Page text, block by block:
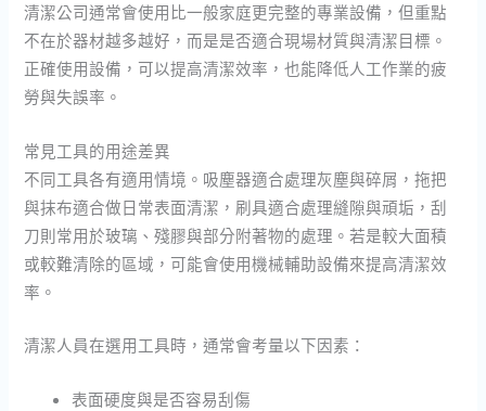
清潔公司通常會使用比一般家庭更完整的專業設備，但重點
不在於器材越多越好，而是是否適合現場材質與清潔目標。
正確使用設備，可以提高清潔效率，也能降低人工作業的疲
勞與失誤率。
常見工具的用途差異
不同工具各有適用情境。吸塵器適合處理灰塵與碎屑，拖把
與抹布適合做日常表面清潔，刷具適合處理縫隙與頑垢，刮
刀則常用於玻璃、殘膠與部分附著物的處理。若是較大面積
或較難清除的區域，可能會使用機械輔助設備來提高清潔效
率。
清潔人員在選用工具時，通常會考量以下因素：
表面硬度與是否容易刮傷